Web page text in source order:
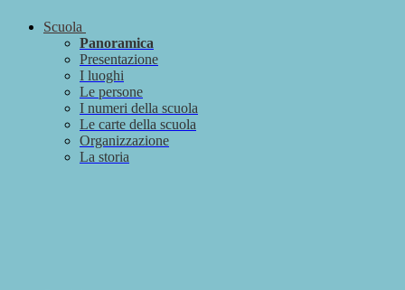
Scuola
Panoramica
Presentazione
I luoghi
Le persone
I numeri della scuola
Le carte della scuola
Organizzazione
La storia